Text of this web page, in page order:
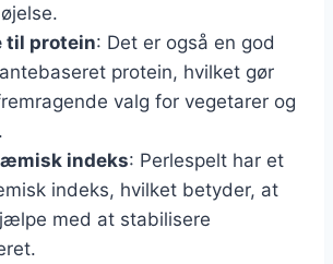
til protein: Det er også en god
protein, hvilket gør
valg for vegetarer og
indeks: Perlespelt har et
indeks, hvilket betyder, at
med at stabilisere